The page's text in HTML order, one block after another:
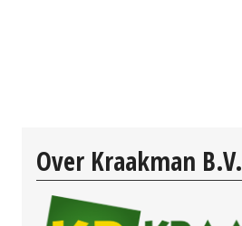
Over Kraakman B.V.